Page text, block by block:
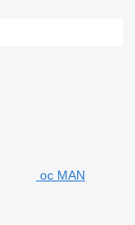
ос MAN